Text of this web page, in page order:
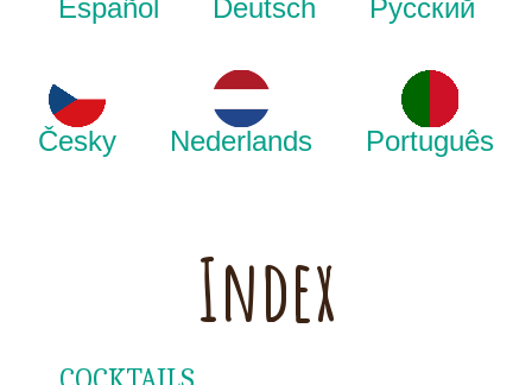
Español Deutsch Русский
Česky Nederlands Português
Index